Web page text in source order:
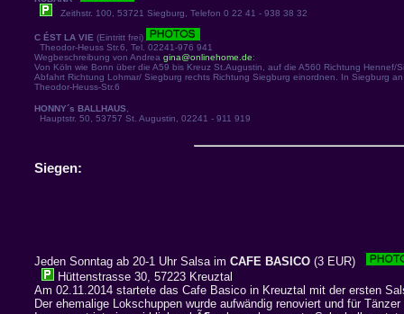
Zeithstr. 100, 53721 Siegburg, Telefon 0 22 41 - 938 38 32
C ÉST LA VIE (Eintritt frei)
Theodor-Heuss Str.6, Tel. 02241-976 941
Wegbeschreibung von Andrea gina@onlinehome.de:
Von Köln wie Bonn über die A59 bis Kreuz St.Augustin, auf die A560 Richtung
Abfahrt Richtung Lohmar/ Siegburg rechts Richtung Siegburg einordnen. In Siegburg
Theodor-Heuss-Str.6
HONNY´s BALLHAUS,
Hauptstr. 50, 53757 St. Augustin, 02241 - 911 919
Siegen:
Jeden Sonntag ab 20-1 Uhr Salsa im CAFE BASICO (3 EUR)
Hüttenstrasse 30, 57223 Kreuztal
Am 02.11.2014 startete das Cafe Basico in Kreuztal mit der ersten
Der ehemalige Lokschuppen wurde aufwändig renoviert und für